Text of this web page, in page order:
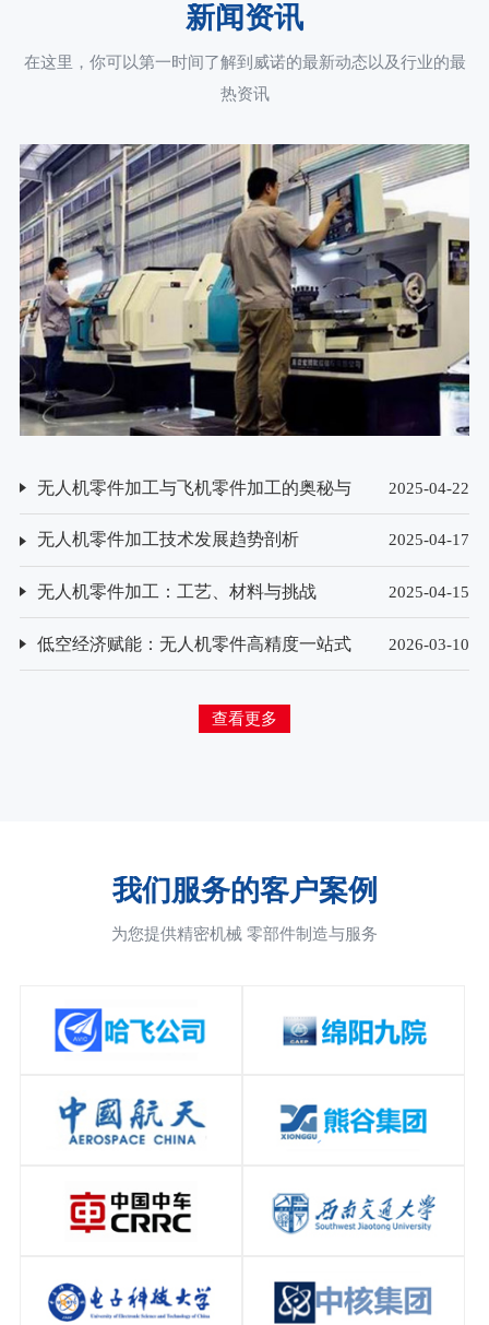
新闻资讯
在这里，你可以第一时间了解到威诺的最新动态以及行业的最
热资讯
无人机零件加工与飞机零件加工的奥秘与
2025-04-22
无人机零件加工技术发展趋势剖析 2025-04-17
无人机零件加工：工艺、材料与挑战 2025-04-15
低空经济赋能：无人机零件高精度一站式
2026-03-10
查看更多
我们服务的客户案例
为您提供精密机械 零部件制造与服务